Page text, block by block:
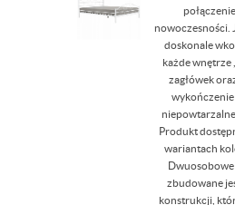
nowoczesności.
doskonale
każde wnętrze
zagłówek
Produkt
wariantach
Dwuosobowe
zbudowane
konstrukcji,